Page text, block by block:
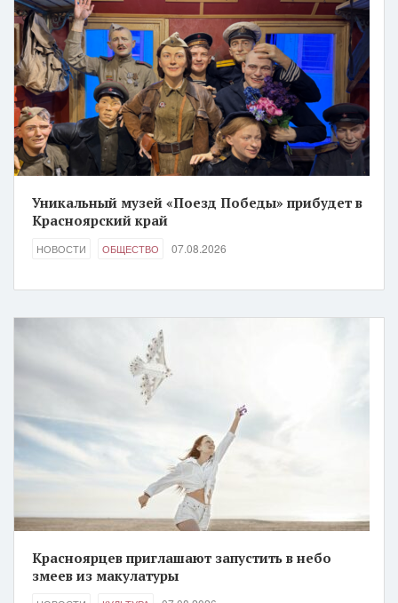
Уникальный музей «Поезд Победы» прибудет в
Красноярский край
НОВОСТИ ОБЩЕСТВО 07.08.2026
Красноярцев приглашают запустить в небо
змеев из макулатуры